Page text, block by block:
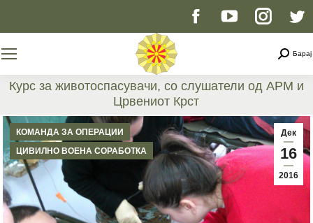
Facebook
opens
in
new
window
YouTube
opens
in
new
window
page
opens
in
new
window
Барај
Курс за животоспасувачи, со слушатели од АРМ и
Црвениот Крст
You are here:
Дек
16
2016
КОМАНДА ЗА ОПЕРАЦИИ
ЦИВИЛНО ВОЕНА СОРАБОТКА